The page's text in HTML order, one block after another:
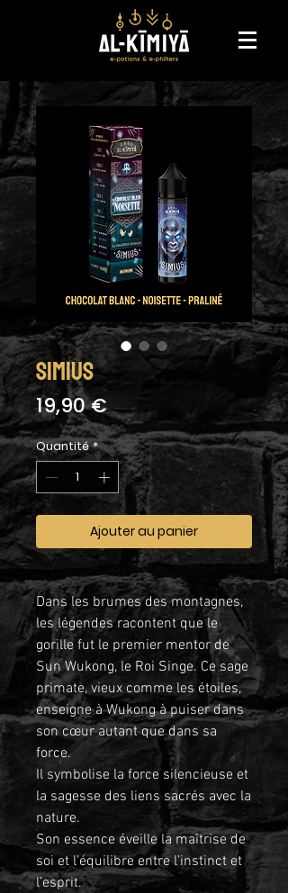
SIMIUS
19,90 €Prix
Quantité *
Ajouter au panier
Dans les brumes des montagnes,
les légendes racontent que le
gorille fut le premier mentor de
Sun Wukong, le Roi Singe. Ce sage
primate, vieux comme les étoiles,
enseigne à Wukong à puiser dans
son cœur autant que dans sa
force.
Il symbolise la force silencieuse et
la sagesse des liens sacrés avec la
nature.
Son essence éveille la maîtrise de
soi et l’équilibre entre l’instinct et
l’esprit.